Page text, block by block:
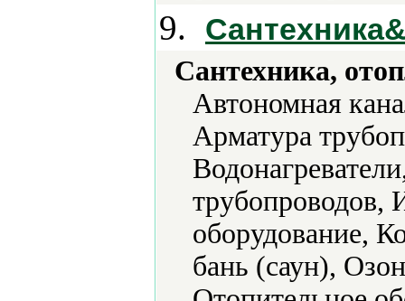
9.
Сантехника,
Автономная
Арматура
трубопроводов,
оборудование,
бань (саун),